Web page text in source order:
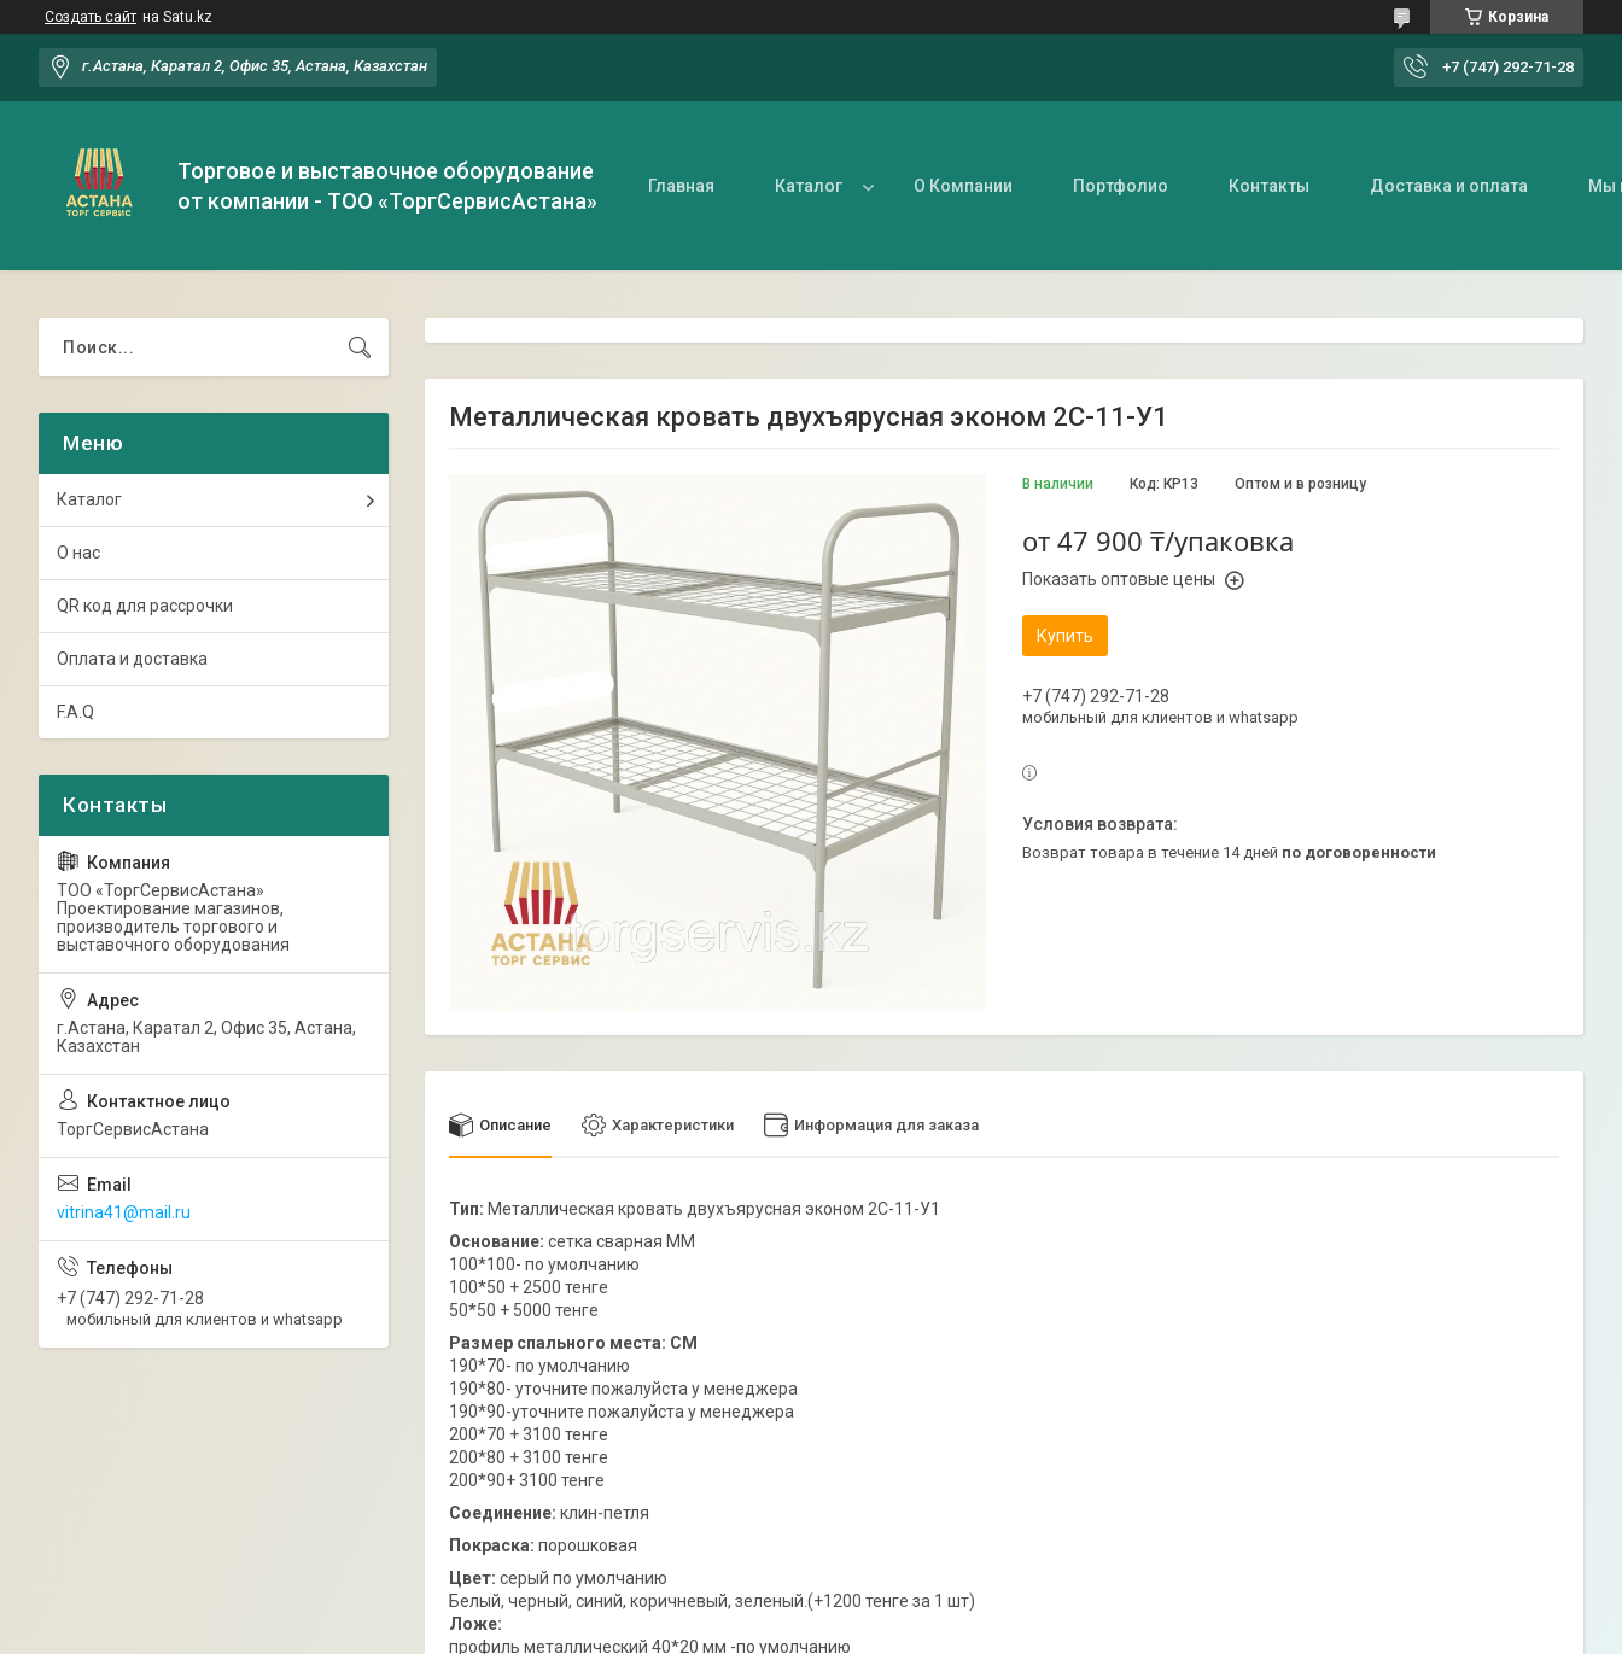
Создать сайт на Satu.kz Корзина
г.Астана, Каратал 2, Офис 35, Астана, Казахстан +7 (747) 292-71-28
Торговое и выставочное оборудование
от компании - ТОО «ТоргСервисАстана»
Главная Каталог О Компании Портфолио Контакты Доставка и оплата Мы
Металлическая кровать двухъярусная эконом 2С-11-У1
В наличии Оптом и в розницу
Код: КР13
от 47 900 ₸/упаковка
Показать оптовые цены
Купить
+7 (747) 292-71-28
мобильный для клиентов и whatsapp
возврат товара в течение 14 дней по договоренности
Описание Характеристики Информация для заказа
Тип: Металлическая кровать двухъярусная эконом 2С-11-У1
Основание: сетка сварная ММ
100*100- по умолчанию
100*50 + 2500 тенге
50*50 + 5000 тенге
Размер спального места: СМ
190*70- по умолчанию
190*80- уточните пожалуйста у менеджера
190*90-уточните пожалуйста у менеджера
200*70 + 3100 тенге
200*80 + 3100 тенге
200*90+ 3100 тенге
Соединение: клин-петля
Покраска: порошковая
Цвет: серый по умолчанию
Белый, черный, синий, коричневый, зеленый.(+1200 тенге за 1 шт)
Ложе:
профиль металлический 40*20 мм -по умолчанию
Каталог
О нас
QR код для рассрочки
Оплата и доставка
F.A.Q
ТОО «ТоргСервисАстана»
Проектирование магазинов,
производитель торгового и
выставочного оборудования
г.Астана, Каратал 2, Офис 35, Астана,
Казахстан
ТоргСервисАстана
vitrina41@mail.ru
+7 (747) 292-71-28
мобильный для клиентов и whatsapp